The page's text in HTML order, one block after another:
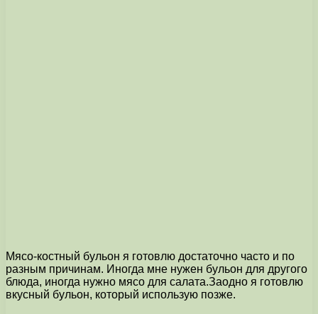
Мясо-костный бульон я готовлю достаточно часто и по
разным причинам. Иногда мне нужен бульон для другого
блюда, иногда нужно мясо для салата.Заодно я готовлю
вкусный бульон, который использую позже.